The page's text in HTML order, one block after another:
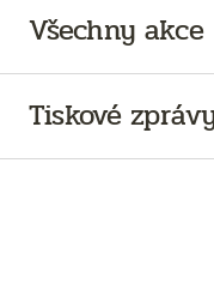
Všechny akce
Tiskové